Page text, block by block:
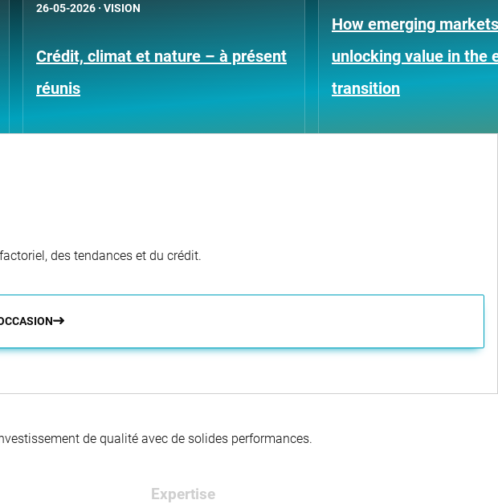
26-05-2026 · VISION
Crédit, climat et nature – à présent
réunis
How emerging
unlocking value in the
transition
des tendances et du crédit.
de qualité avec de solides performances.
Expertise